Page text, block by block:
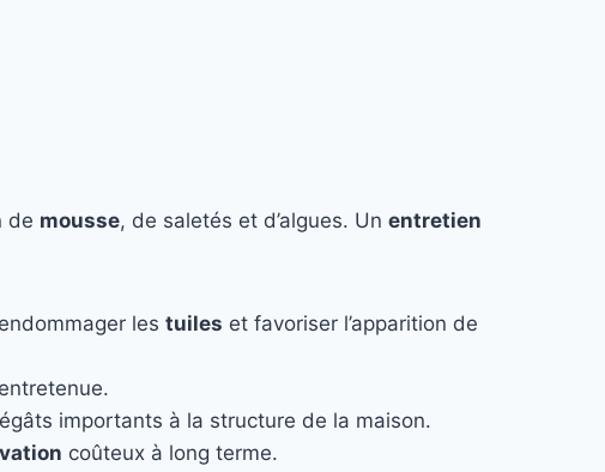
de mousse, de saletés et d’algues. Un entretien
les tuiles et favoriser l’apparition de
importants à la structure de la maison.
coûteux à long terme.